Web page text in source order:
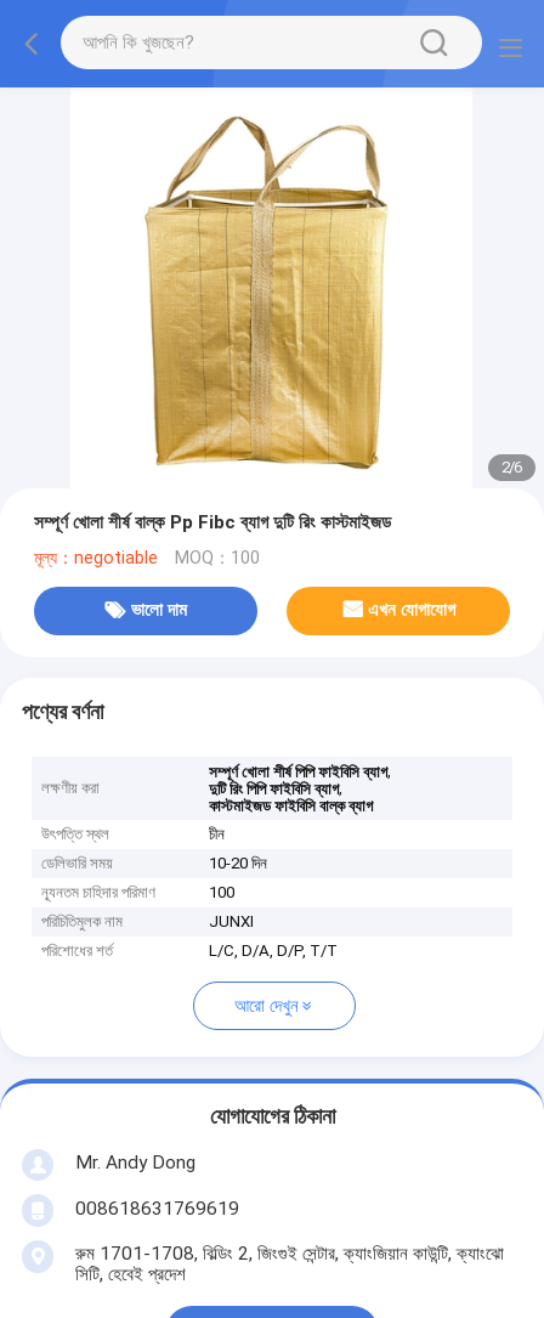
2/6
সম্পূর্ণ খোলা শীর্ষ বাল্ক Pp Fibc ব্যাগ দুটি রিং কাস্টমাইজড
মূল্য：negotiable MOQ：100
ভালো দাম এখন যোগাযোগ
পণ্যের বর্ণনা
লক্ষণীয় করা
সম্পূর্ণ খোলা শীর্ষ পিপি ফাইবিসি ব্যাগ,
দুটি রিং পিপি ফাইবিসি ব্যাগ,
কাস্টমাইজড ফাইবিসি বাল্ক ব্যাগ
উৎপত্তি স্থল
চীন
ডেলিভারি সময়
10-20 দিন
ন্যূনতম চাহিদার পরিমাণ
100
পরিচিতিমুলক নাম
JUNXI
পরিশোধের শর্ত
L/C, D/A, D/P, T/T
আরো দেখুন
যোগাযোগের ঠিকানা
Mr. Andy Dong
008618631769619
রুম 1701-1708, বিল্ডিং 2, জিংগুই সেন্টার, ক্যাংজিয়ান কাউন্টি, ক্যাংঝো
সিটি, হেবেই প্রদেশ